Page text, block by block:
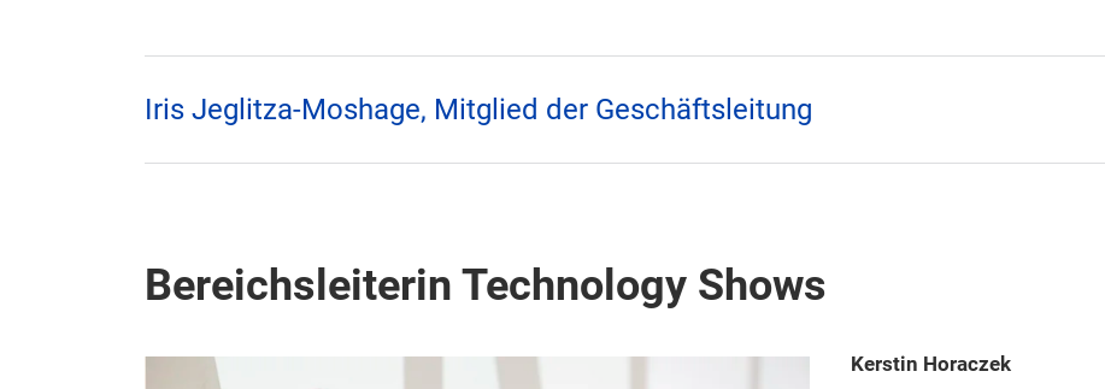
Iris Jeglitza-Moshage, Mitglied der Geschäftsleitung
Bereichsleiterin Technology Shows
Kerstin Horaczek